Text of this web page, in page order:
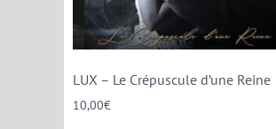
LUX – Le Crépuscule d’une Reine
10,00€